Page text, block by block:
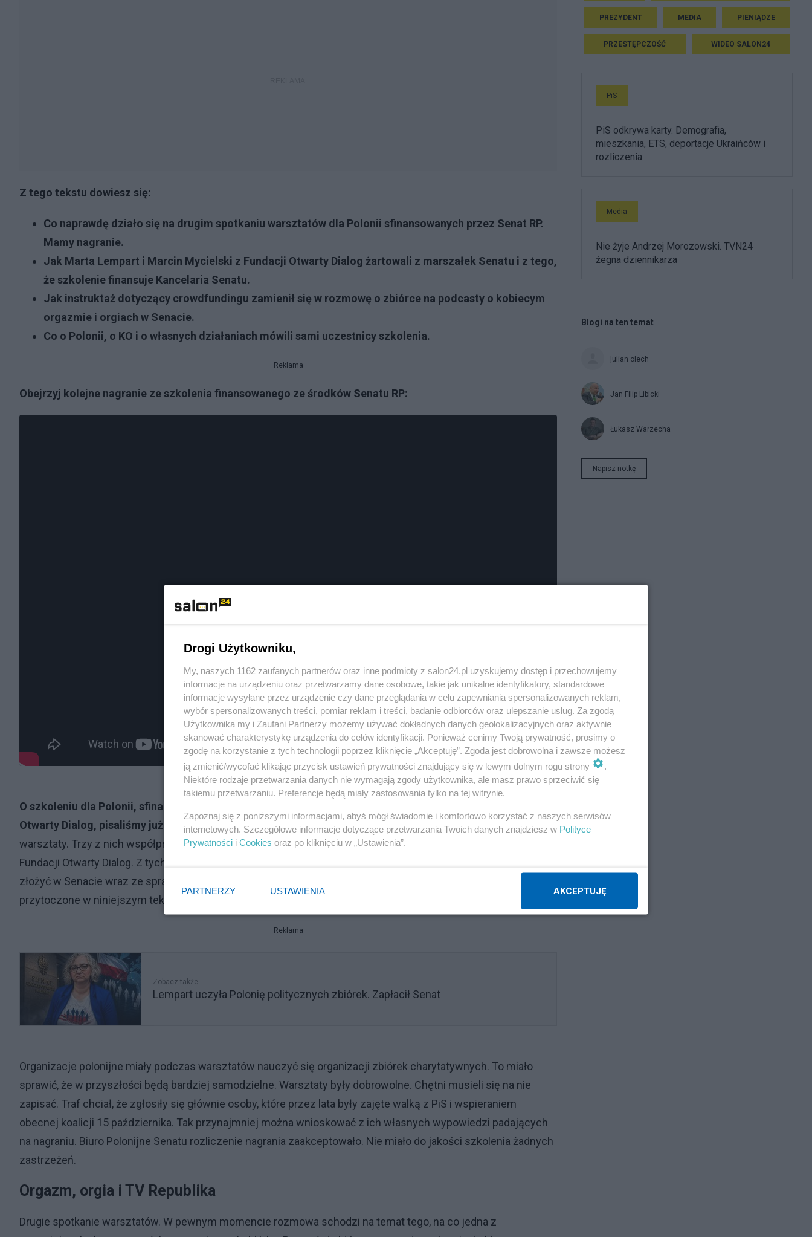
Z tego tekstu dowiesz się:
Co naprawdę działo się na drugim spotkaniu warsztatów dla Polonii sfinansowanych przez Senat RP.
Mamy nagranie.
Jak Marta Lempart i Marcin Mycielski z Fundacji Otwarty Dialog żartowali z marszałek Senatu i z tego,
że szkolenie finansuje Kancelaria Senatu.
Jak instruktaż dotyczący crowdfundingu zamienił się w rozmowę o zbiórce na podcasty o kobiecym
orgazmie i orgiach w Senacie.
Co o Polonii, o KO i o własnych działaniach mówili sami uczestnicy szkolenia.
Reklama
Obejrzyj kolejne nagranie ze szkolenia finansowanego ze środków Senatu RP:
O szkoleniu dla Polonii, sfinansowanym przez Senat RP kwotą 30 tys. zł i przeprowadzonym przez Fundację
Otwarty Dialog, pisaliśmy już w Salon24. Przypomnijmy. Jesienią ubiegłego roku odbyły się cztery zdalne
warsztaty. Trzy z nich współprowadzili Marta Lempart, liderka Strajku Kobiet oraz Marcin Mycielski, wiceprezes
Fundacji Otwarty Dialog. Z tych trzech spotkań redakcja Salon24 dotarła do nagrania, które fundacja musiała
złożyć w Senacie wraz ze sprawozdaniem rozliczeniowym. To z tego nagrania pochodzą wszystkie cytaty
przytoczone w niniejszym tekście.
Reklama
Zobacz także
Lempart uczyła Polonię politycznych zbiórek. Zapłacił Senat
Organizacje polonijne miały podczas warsztatów nauczyć się organizacji zbiórek charytatywnych. To miało
sprawić, że w przyszłości będą bardziej samodzielne. Warsztaty były dobrowolne. Chętni musieli się na nie
zapisać. Traf chciał, że zgłosiły się głównie osoby, które przez lata były zajęte walką z PiS i wspieraniem
obecnej koalicji 15 października. Tak przynajmniej można wnioskować z ich własnych wypowiedzi padających
na nagraniu. Biuro Polonijne Senatu rozliczenie nagrania zaakceptowało. Nie miało do jakości szkolenia żadnych
zastrzeżeń.
Orgazm, orgia i TV Republika
Drugie spotkanie warsztatów. W pewnym momencie rozmowa schodzi na temat tego, na co jedna z
PREZYDENT MEDIA PIENIĄDZE
PRZESTĘPCZOŚĆ WIDEO SALON24
PiS
PiS odkrywa karty. Demografia,
mieszkania, ETS, deportacje Ukraińców i
rozliczenia
Media
Nie żyje Andrzej Morozowski. TVN24
żegna dziennikarza
Blogi na ten temat
julian olech
Jan Filip Libicki
Łukasz Warzecha
Napisz notkę
Drogi Użytkowniku,
My, naszych 1162 zaufanych partnerów oraz inne podmioty z salon24.pl uzyskujemy dostęp i przechowujemy
informacje na urządzeniu oraz przetwarzamy dane osobowe, takie jak unikalne identyfikatory, standardowe
informacje wysyłane przez urządzenie czy dane przeglądania w celu zapewniania spersonalizowanych reklam,
wybór spersonalizowanych treści, pomiar reklam i treści, badanie odbiorców oraz ulepszanie usług. Za zgodą
Użytkownika my i Zaufani Partnerzy możemy używać dokładnych danych geolokalizacyjnych oraz aktywnie
skanować charakterystykę urządzenia do celów identyfikacji. Ponieważ cenimy Twoją prywatność, prosimy o
zgodę na korzystanie z tych technologii poprzez kliknięcie „Akceptuję”. Zgoda jest dobrowolna i zawsze możesz
ją zmienić/wycofać klikając przycisk ustawień prywatności znajdujący się w lewym dolnym rogu strony
.
Niektóre rodzaje przetwarzania danych nie wymagają zgody użytkownika, ale masz prawo sprzeciwić się
takiemu przetwarzaniu. Preferencje będą miały zastosowania tylko na tej witrynie.
Zapoznaj się z poniższymi informacjami, abyś mógł świadomie i komfortowo korzystać z naszych serwisów
internetowych. Szczegółowe informacje dotyczące przetwarzania Twoich danych znajdziesz w Polityce
Prywatności i Cookies oraz po kliknięciu w „Ustawienia”.
PARTNERZY USTAWIENIA AKCEPTUJĘ